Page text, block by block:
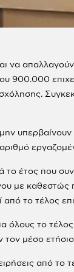
να
900.000
έτος που
με καθεστώς
από το τέλος
όλους το
μέσο
από